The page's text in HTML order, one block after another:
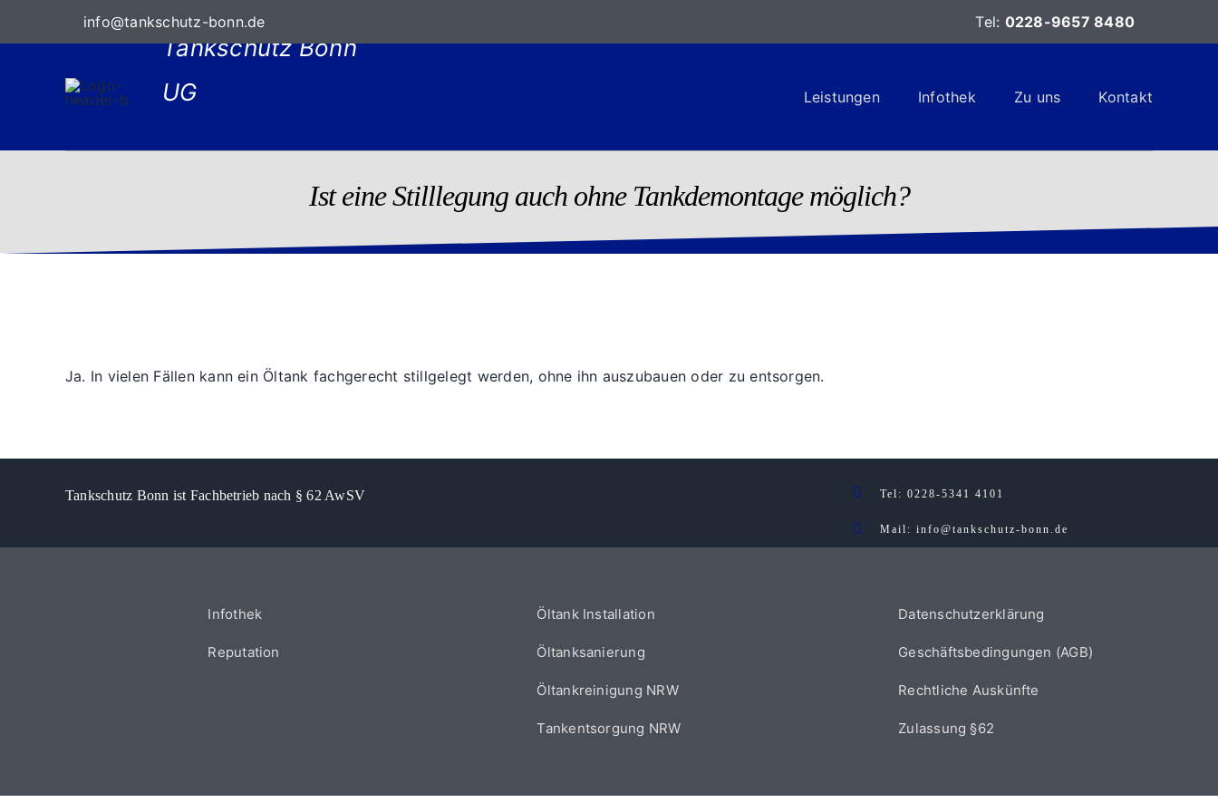
Inhalt
info@tankschutz-bonn.de Tel: 0228-9657 8480
Tankschutz Bonn
UG
Leistungen Infothek Zu uns Kontakt
Ist eine Stilllegung auch ohne Tankdemontage möglich?
Ja. In vielen Fällen kann ein Öltank fachgerecht stillgelegt werden, ohne ihn auszubauen oder zu entsorgen.
Tankschutz Bonn ist Fachbetrieb nach § 62 AwSV Tel : 0228-5341 4101
Mail: info@tankschutz-bonn.de
Infothek
Reputation
Öltank Installation
Öltanksanierung
Öltankreinigung NRW
Tankentsorgung NRW
Datenschutzerklärung
Geschäftsbedingungen (AGB)
Rechtliche Auskünfte
Zulassung §62